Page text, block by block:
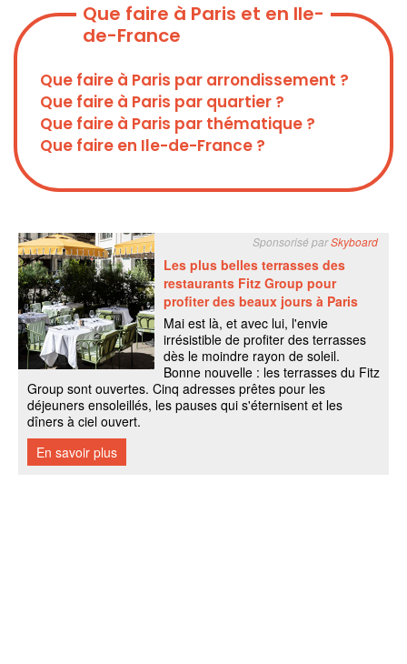
Que faire à Paris et en Ile-
de-France
Que faire à Paris par arrondissement ?
Que faire à Paris par quartier ?
Que faire à Paris par thématique ?
Que faire en Ile-de-France ?